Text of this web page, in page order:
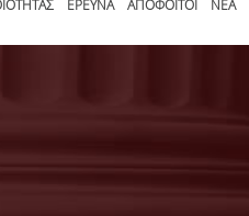
ΕΡΕΥΝΑ ΑΠΟΦΟΙΤΟΙ ΝΕΑ